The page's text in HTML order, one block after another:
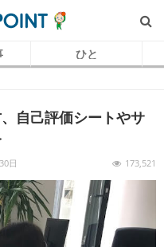
ひと
自己評価シートやサ
日 173,521